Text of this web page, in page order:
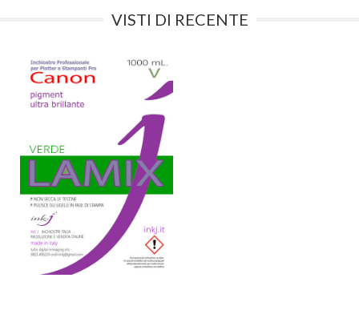
VISTI DI RECENTE